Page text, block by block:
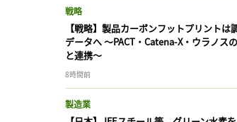
戦略
【戦略】製品カーボンフットプリントは
データへ 〜PACT・Catena-X・ウラノス
と連携〜
8時間前
製造業